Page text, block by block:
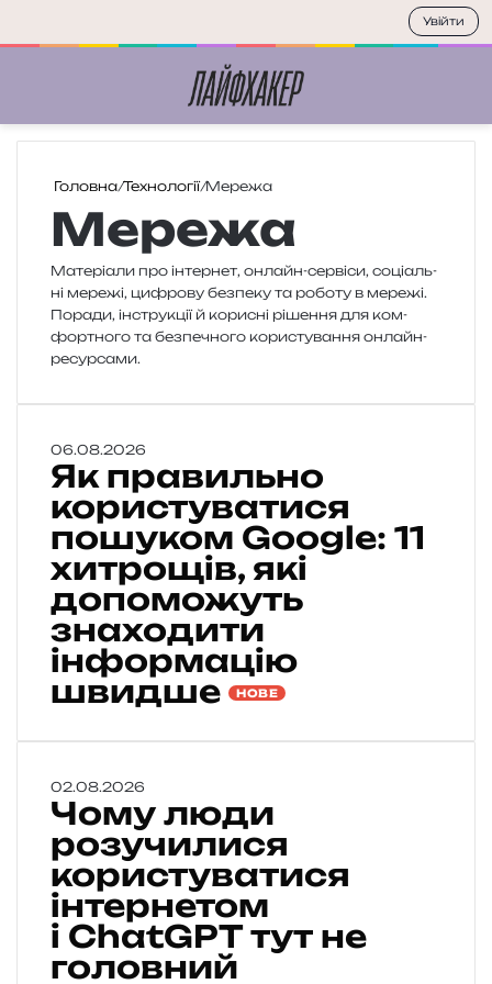
Головна/Технології/Мережа
Мережа
Матеріали про інтер­нет, онлайн-сер­ві­си, соці­аль­
ні мере­жі, цифро­ву без­пе­ку та робо­ту в мере­жі.
Поради, інстру­кції й кори­сні ріше­н­ня для ком­
фор­тно­го та без­пе­чно­го кори­сту­ва­н­ня онлайн-
ресурсами.
Я
к
р
в
л
ь
н
к
с
т
у
в
а
и
с
я
06.08.2026
Як правильно
користуватися
пошуком Google: 11
хитрощів, які
допоможуть
знаходити
інформацію
швидше
НОВЕ
Ч
о
у
л
ю
д
и
02.08.2026
Чому люди
розучилися
користуватися
інтернетом
і ChatGPT тут не
головний
Увійти